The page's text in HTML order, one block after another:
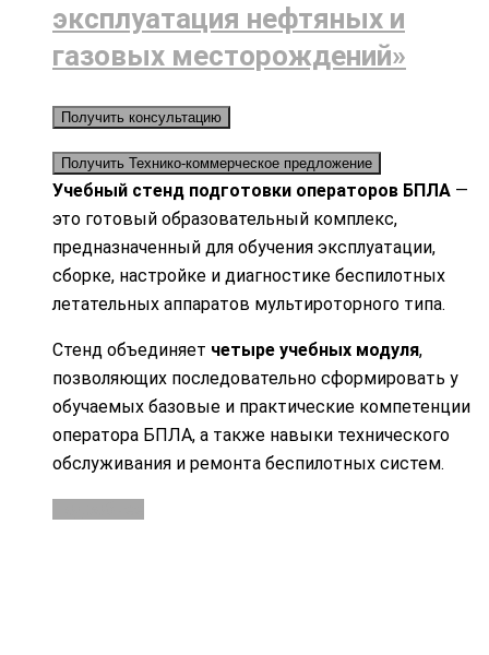
эксплуатация нефтяных и
газовых месторождений»
Получить консультацию
Получить Технико-коммерческое предложение
Учебный стенд подготовки операторов БПЛА —
это готовый образовательный комплекс,
предназначенный для обучения эксплуатации,
сборке, настройке и диагностике беспилотных
летательных аппаратов мультироторного типа.
Стенд объединяет четыре учебных модуля,
позволяющих последовательно сформировать у
обучаемых базовые и практические компетенции
оператора БПЛА, а также навыки технического
обслуживания и ремонта беспилотных систем.